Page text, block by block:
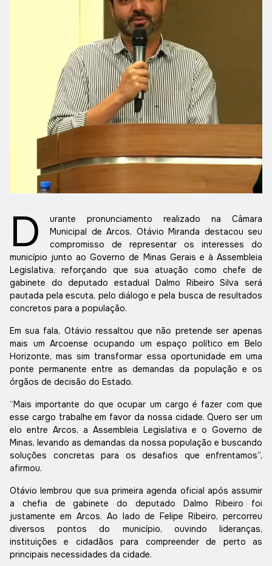
D
urante pronunciamento realizado na Câmara
Municipal de Arcos, Otávio Miranda destacou seu
compromisso de representar os interesses do
município junto ao Governo de Minas Gerais e à Assembleia
Legislativa, reforçando que sua atuação como chefe de
gabinete do deputado estadual Dalmo Ribeiro Silva será
pautada pela escuta, pelo diálogo e pela busca de resultados
concretos para a população.
Em sua fala, Otávio ressaltou que não pretende ser apenas
mais um Arcoense ocupando um espaço político em Belo
Horizonte, mas sim transformar essa oportunidade em uma
ponte permanente entre as demandas da população e os
órgãos de decisão do Estado.
“Mais importante do que ocupar um cargo é fazer com que
esse cargo trabalhe em favor da nossa cidade. Quero ser um
elo entre Arcos, a Assembleia Legislativa e o Governo de
Minas, levando as demandas da nossa população e buscando
soluções concretas para os desafios que enfrentamos”,
afirmou.
Otávio lembrou que sua primeira agenda oficial após assumir
a chefia de gabinete do deputado Dalmo Ribeiro foi
justamente em Arcos. Ao lado de Felipe Ribeiro, percorreu
diversos pontos do município, ouvindo lideranças,
instituições e cidadãos para compreender de perto as
principais necessidades da cidade.